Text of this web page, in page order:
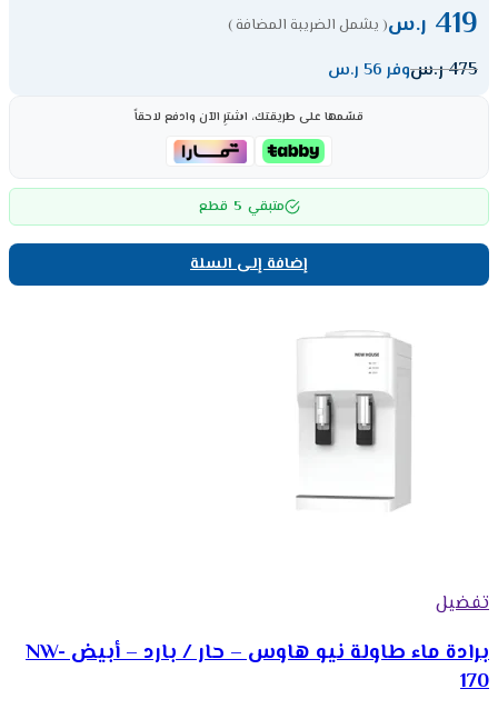
419 ر.س( يشمل الضريبة المضافة )
475ر.سوفر 56 ر.س
قسّمها على طريقتك، اشترِ الآن وادفع لاحقاً
متبقي 5 قطع
إضافة إلى السلة
تفضيل
برادة ماء طاولة نيو هاوس – حار / بارد – أبيض NW-
170